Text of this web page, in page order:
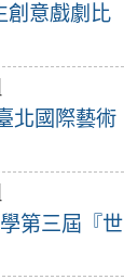
創意戲劇比
北國際藝術
第三屆『世